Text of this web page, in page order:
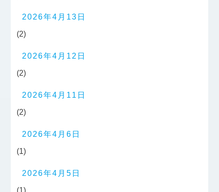
2026年4月13日
(2)
2026年4月12日
(2)
2026年4月11日
(2)
2026年4月6日
(1)
2026年4月5日
(1)